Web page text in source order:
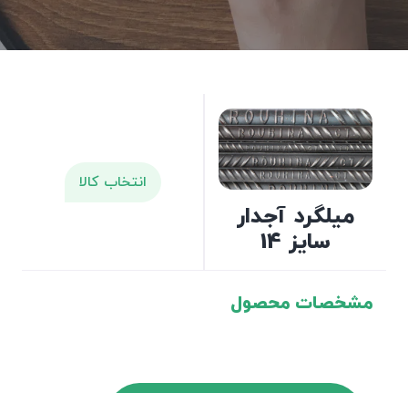
میلگرد آجدار
سایز 14
انتخاب کالا
مشخصات محصول